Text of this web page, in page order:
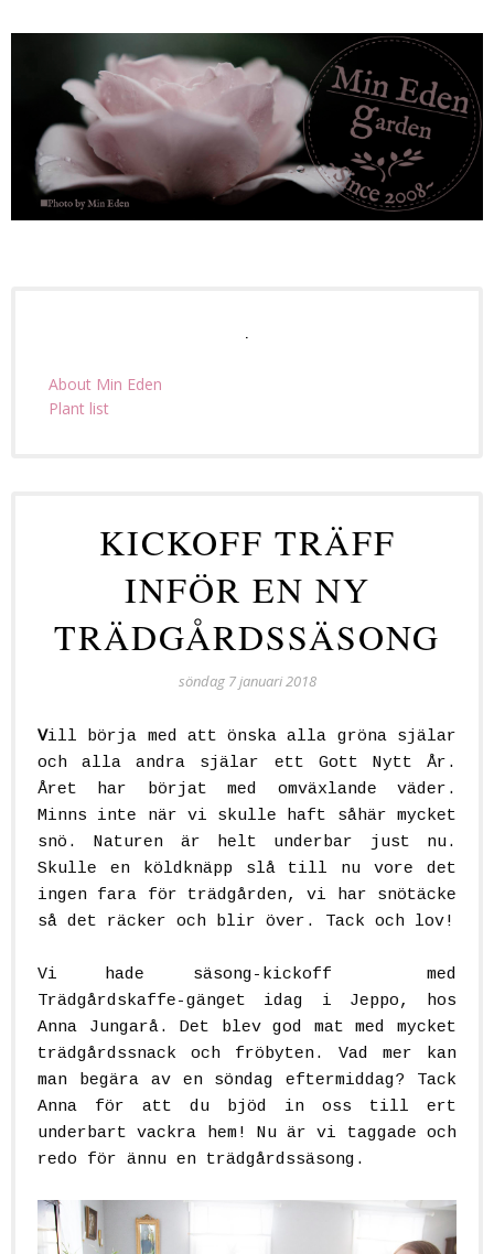
About Min Eden
Plant list
KICKOFF TRÄFF
INFÖR EN NY
TRÄDGÅRDSSÄSONG
söndag 7 januari 2018
Vill börja med att önska alla gröna själar
och alla andra själar ett Gott Nytt År.
Året har börjat med omväxlande väder.
Minns inte när vi skulle haft såhär mycket
snö. Naturen är helt underbar just nu.
Skulle en köldknäpp slå till nu vore det
ingen fara för trädgården, vi har snötäcke
så det räcker och blir över. Tack och lov!
Vi hade säsong-kickoff med
Trädgårdskaffe-gänget idag i Jeppo, hos
Anna Jungarå. Det blev god mat med mycket
trädgårdssnack och fröbyten. Vad mer kan
man begära av en söndag eftermiddag? Tack
Anna för att du bjöd in oss till ert
underbart vackra hem! Nu är vi taggade och
redo för ännu en trädgårdssäsong.